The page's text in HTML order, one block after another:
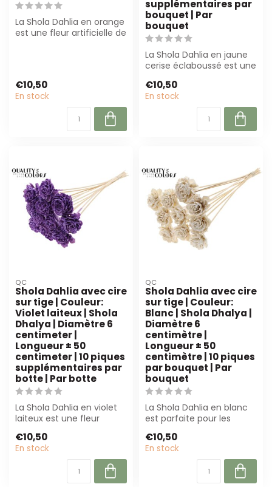
La Shola Dahlia en orange
est une fleur artificielle de
€10,50
En stock
supplémentaires par
bouquet | Par
bouquet
La Shola Dahlia en jaune
cerise éclaboussé est une
q...
€10,50
En stock
QC
Shola Dahlia avec cire
sur tige | Couleur:
Violet laiteux | Shola
Dhalya | Diamètre 6
centimeter |
Longueur ± 50
centimeter | 10 piques
supplémentaires par
botte | Par botte
La Shola Dahlia en violet
laiteux est une fleur
qualité, s...
€10,50
En stock
QC
Shola Dahlia avec cire
sur tige | Couleur:
Blanc | Shola Dhalya |
Diamètre 6
centimètre |
Longueur ± 50
centimètre | 10 piques
par bouquet | Par
bouquet
La Shola Dahlia en blanc
est parfaite pour les
décorateurs d'i...
€10,50
En stock